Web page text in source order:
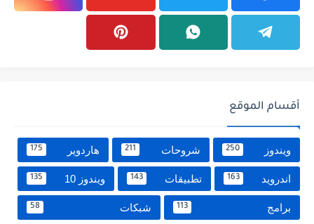
أقسام الموقع
ويندوز 250 شروحات 211 هاردوير 175
اندرويد 163 تطبيقات 143 ويندوز 10 135
برامج 113 شبكات 58